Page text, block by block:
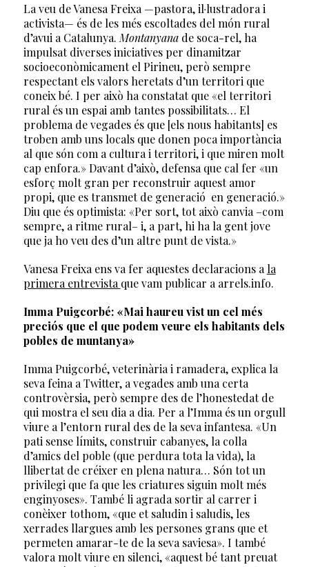
La veu de Vanesa Freixa —pastora, il·lustradora i
activista— és de les més escoltades del món rural
d’avui a Catalunya. Montanyanade soca-rel, ha
impulsat diverses iniciatives per dinamitzar
socioeconòmicament el Pirineu, però sempre
respectant els valors heretats d’un territori que
coneix bé. I per això ha constatat que «el territori
rural és un espai amb tantes possibilitats… El
problema de vegades és que [els nous habitants] es
troben amb uns locals que donen poca importància
al que són com a cultura i territori, i que miren molt
cap enfora.» Davant d’això, defensa que cal fer «un
esforç molt gran per reconstruir aquest amor
propi, que es transmet de generació en generació.»
Diu que és optimista: «Per sort, tot això canvia –com
sempre, a ritme rural– i, a part, hi ha la gent jove
que ja ho veu des d’un altre punt de vista.»
Vanesa Freixa ens va fer aquestes declaracions a la
primera entrevista que vam publicar a arrels.info.
Imma Puigcorbé: «Mai haureu vist un cel més
preciós que el que podem veure els habitants dels
pobles de muntanya»
Imma Puigcorbé, veterinària i ramadera, explica la
seva feina a Twitter, a vegades amb una certa
controvèrsia, però sempre des de l’honestedat de
qui mostra el seu dia a dia. Per a l’Imma és un orgull
viure a l’entorn rural des de la seva infantesa. «Un
pati sense límits, construir cabanyes, la colla
d’amics del poble (que perdura tota la vida), la
llibertat de créixer en plena natura… Són tot un
privilegi que fa que les criatures siguin molt més
enginyoses». També li agrada sortir al carrer i
conèixer tothom, «que et saludin i saludis, les
xerrades llargues amb les persones grans que et
permeten amarar-te de la seva saviesa». I també
valora molt viure en silenci, «aquest bé tant preuat